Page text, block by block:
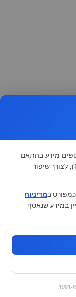
0
שלי
מידע בהתאם
לחוק הגנת הפרטיות, התשמ"א-1981 (סעיף 13), לצורך שיפור
במדיניות
במידע שנאסף